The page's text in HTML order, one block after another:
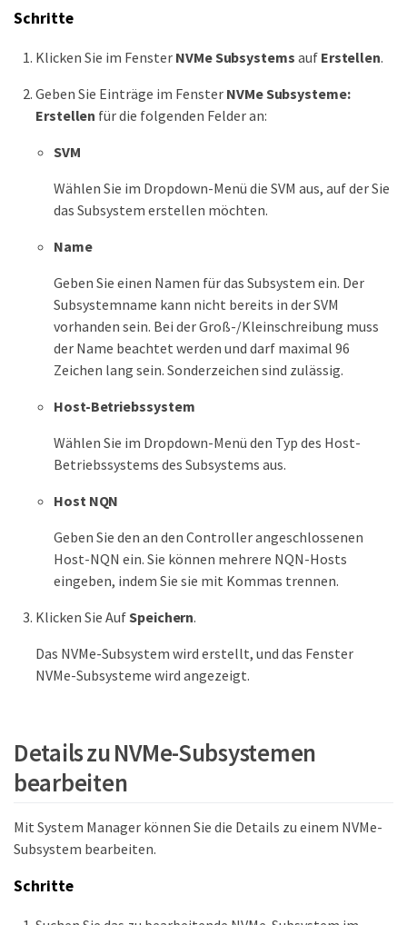
Schritte
Klicken Sie im Fenster NVMe Subsystems auf Erstellen.
Geben Sie Einträge im Fenster NVMe Subsysteme:
Erstellen für die folgenden Felder an:
SVM
Wählen Sie im Dropdown-Menü die SVM aus, auf der Sie
das Subsystem erstellen möchten.
Name
Geben Sie einen Namen für das Subsystem ein. Der
Subsystemname kann nicht bereits in der SVM
vorhanden sein. Bei der Groß-/Kleinschreibung muss
der Name beachtet werden und darf maximal 96
Zeichen lang sein. Sonderzeichen sind zulässig.
Host-Betriebssystem
Wählen Sie im Dropdown-Menü den Typ des Host-
Betriebssystems des Subsystems aus.
Host NQN
Geben Sie den an den Controller angeschlossenen
Host-NQN ein. Sie können mehrere NQN-Hosts
eingeben, indem Sie sie mit Kommas trennen.
Klicken Sie AufSpeichern.
Das NVMe-Subsystem wird erstellt, und das Fenster
NVMe-Subsysteme wird angezeigt.
Details zu NVMe-Subsystemen
bearbeiten
Mit System Manager können Sie die Details zu einem NVMe-
Subsystem bearbeiten.
Schritte